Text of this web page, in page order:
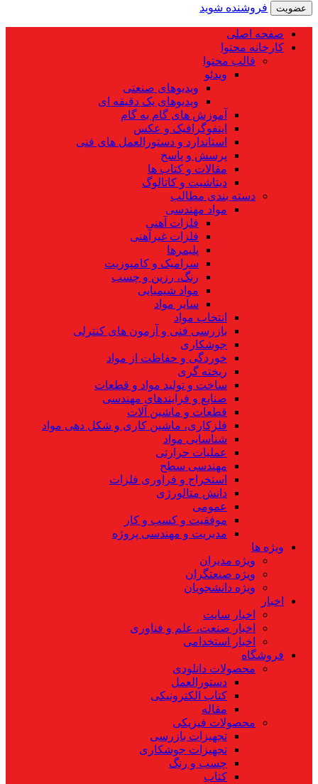
فروشنده شوید
صفحه اصلی
کارخانه محتوا
قالب محتوا
ویدئو
ویدیوهای صنعتی
ویدیوهای یک دقیقه ای
آموزش های گام به گام
اینفوگرافیک و عکس
استاندارد و دستورالعمل های فنی
پرسش و پاسخ
مقالات و کتاب ها
دیتاشیت و کاتالوگ
دسته بندی مطالب
مواد مهندسی
فلزات آهنی
فلزات غیرآهنی
پلیمرها
سرامیک و کامپوزیت
رنگ، رزین و چسب
مواد شیمیایی
سایر مواد
انتخاب مواد
بازرسی فنی و آزمون های کنترلی
جوشکاری
خوردگی و حفاظت از مواد
ریخته گری
ساخت و تولید مواد و قطعات
صنایع و فرایندهای مهندسی
قطعات و ماشین آلات
فلزکاری، ماشین کاری و شکل دهی مواد
شناسایی مواد
عملیات حرارتی
مهندسی سطح
استخراج و فراوری فلزات
دانش متالورژی
عمومی
موفقیت و کسب و کار
مدیریت و مهندسی پروژه
ویژه ها
ویژه مدیران
ویژه صنعتگران
ویژه دانشجویان
اخبار
اخبار سایت
اخبار صنعت، علم و فناوری
اخبار استخدامی
فروشگاه
محصولات دانلودی
دستورالعمل
کتاب الکترونیکی
مقاله
محصولات فیزیکی
تجهیزات بازرسی
تجهیزات جوشکاری
چسب و رنگ
کتاب